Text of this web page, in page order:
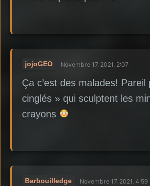
jojoGEO Novembre 17, 2021, 2:07
Ça c’est des malades! Pareil
cinglés » qui sculptent les
crayons
Barbouilledge Novembre 17, 2021, 4:59